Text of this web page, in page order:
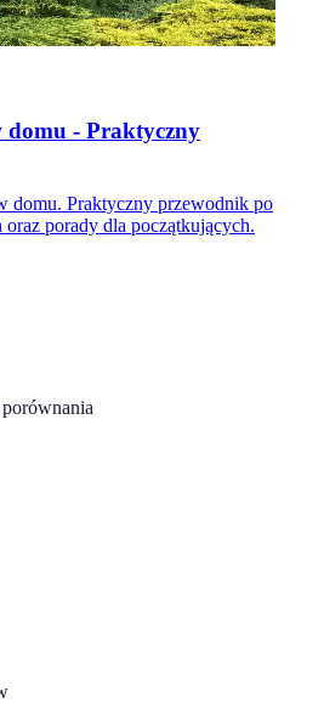
domu - Praktyczny
domu. Praktyczny przewodnik po
oraz porady dla początkujących.